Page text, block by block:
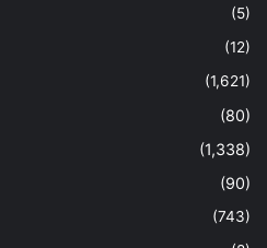
(5)
(12)
(1,621)
(80)
(1,338)
(90)
(743)